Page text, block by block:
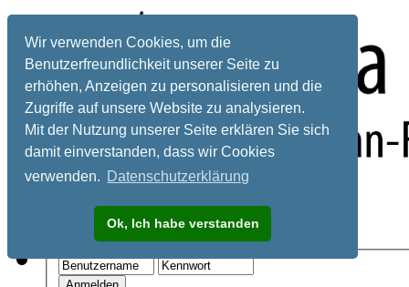
Wir verwenden Cookies, um die
Benutzerfreundlichkeit unserer Seite zu
erhöhen, Anzeigen zu personalisieren und die
Zugriffe auf unsere Website zu analysieren.
Mit der Nutzung unserer Seite erklären Sie sich
damit einverstanden, dass wir Cookies
verwenden. Datenschutzerklärung
Ok, Ich habe verstanden
Registrieren